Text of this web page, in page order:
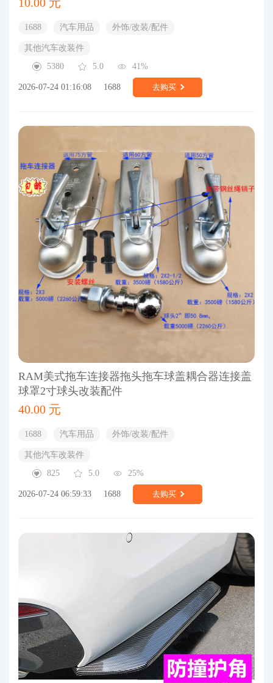
1688 汽车用品 外饰/改装/配件
其他汽车改装件
5380
5.0 41%
2026-07-24 01:16:08 1688 去购买
RAM美式拖车连接器拖头拖车球盖耦合器连接盖
球罩2寸球头改装配件
40.00 元
1688 汽车用品 外饰/改装/配件
其他汽车改装件
825
5.0 25%
2026-07-24 06:59:33 1688 去购买